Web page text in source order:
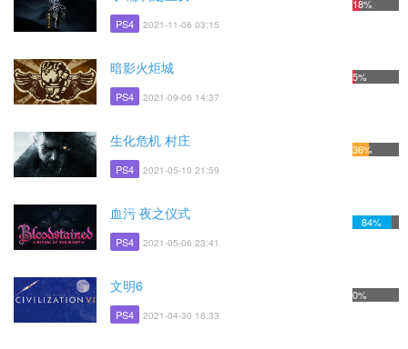
PS4 2021-11-06 03:15
18%
暗影火炬城
PS4 2021-09-06 14:37
5%
生化危机 村庄
PS4 2021-05-10 21:59
36%
血污 夜之仪式
PS4 2021-05-06 23:41
84%
文明6
PS4 2021-04-30 18:33
0%